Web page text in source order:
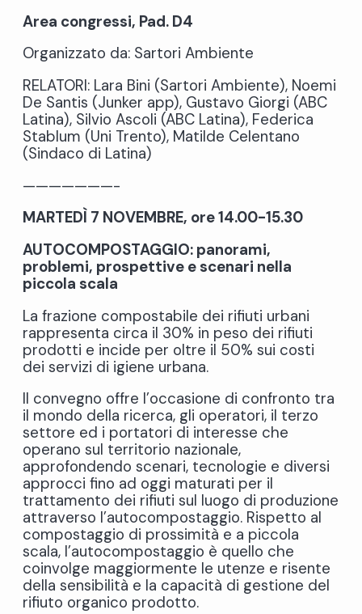
Area congressi, Pad. D4
Organizzato da: Sartori Ambiente
RELATORI: Lara Bini (Sartori Ambiente), Noemi
De Santis (Junker app), Gustavo Giorgi (ABC
Latina), Silvio Ascoli (ABC Latina), Federica
Stablum (Uni Trento), Matilde Celentano
(Sindaco di Latina)
———————-
MARTEDÌ 7 NOVEMBRE, ore 14.00-15.30
AUTOCOMPOSTAGGIO: panorami,
problemi, prospettive e scenari nella
piccola scala
La frazione compostabile dei rifiuti urbani
rappresenta circa il 30% in peso dei rifiuti
prodotti e incide per oltre il 50% sui costi
dei servizi di igiene urbana.
Il convegno offre l’occasione di confronto tra
il mondo della ricerca, gli operatori, il terzo
settore ed i portatori di interesse che
operano sul territorio nazionale,
approfondendo scenari, tecnologie e diversi
approcci fino ad oggi maturati per il
trattamento dei rifiuti sul luogo di produzione
attraverso l’autocompostaggio. Rispetto al
compostaggio di prossimità e a piccola
scala, l’autocompostaggio è quello che
coinvolge maggiormente le utenze e risente
della sensibilità e la capacità di gestione del
rifiuto organico prodotto.